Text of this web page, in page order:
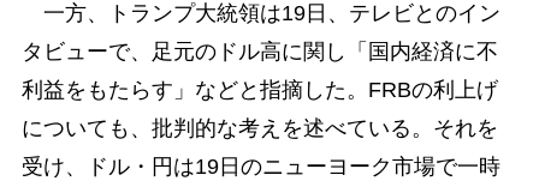
一方、トランプ大統領は19日、テレビとのイン
タビューで、足元のドル高に関し「国内経済に不
利益をもたらす」などと指摘した。FRBの利上げ
についても、批判的な考えを述べている。それを
受け、ドル・円は19日のニューヨーク市場で一時